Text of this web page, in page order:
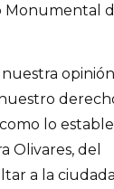
Monumental
nuestra opinión
lo
Olivares, del
a la